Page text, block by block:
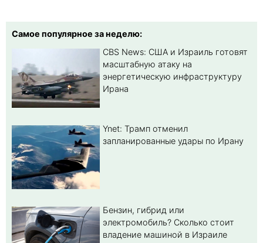
Самое популярное за неделю:
CBS News: США и Израиль готовят
масштабную атаку на
энергетическую инфраструктуру
Ирана
Ynet: Трамп отменил
запланированные удары по Ирану
Бензин, гибрид или
электромобиль? Cколько стоит
владение машиной в Израиле